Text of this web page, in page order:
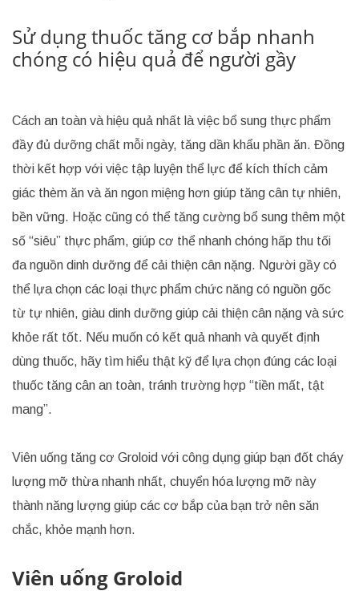
Sử dụng thuốc tăng cơ bắp nhanh
chóng có hiệu quả để người gầy
Cách an toàn và hiệu quả nhất là việc bổ sung thực phẩm
đầy đủ dưỡng chất mỗi ngày, tăng dần khẩu phần ăn. Đồng
thời kết hợp với việc tập luyện thể lực để kích thích cảm
giác thèm ăn và ăn ngon miệng hơn giúp tăng cân tự nhiên,
bền vững. Hoặc cũng có thể tăng cường bổ sung thêm một
số “siêu” thực phẩm, giúp cơ thể nhanh chóng hấp thu tối
đa nguồn dinh dưỡng để cải thiện cân nặng. Người gầy có
thể lựa chọn các loại thực phẩm chức năng có nguồn gốc
từ tự nhiên, giàu dinh dưỡng giúp cải thiện cân nặng và sức
khỏe rất tốt. Nếu muốn có kết quả nhanh và quyết định
dùng thuốc, hãy tìm hiểu thật kỹ để lựa chọn đúng các loại
thuốc tăng cân an toàn, tránh trường hợp “tiền mất, tật
mang”.
Viên uống tăng cơ Groloid với công dụng giúp bạn đốt cháy
lượng mỡ thừa nhanh nhất, chuyển hóa lượng mỡ này
thành năng lượng giúp các cơ bắp của bạn trở nên săn
chắc, khỏe mạnh hơn.
Viên uống Groloid